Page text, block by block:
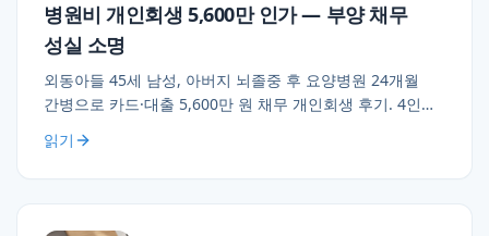
병원비 개인회생 5,600만 인가 — 부양 채무
성실 소명
외동아들 45세 남성, 아버지 뇌졸중 후 요양병원 24개월
간병으로 카드·대출 5,600만 원 채무 개인회생 후기. 4인
4,500만 인가. 병원비·간병인비 원본 소명으로 성실 채무
인정.
읽기